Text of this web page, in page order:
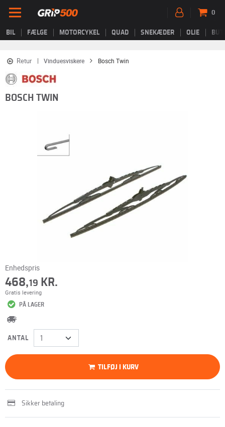
BIL FÆLGE MOTORCYKEL QUAD SNEKÆDER OLIE
0
Retur Vinduesviskere Bosch Twin
BOSCH TWIN
Enhedspris
468,19 KR.
Gratis levering
PÅ LAGER
ANTAL
TILFØJ I KURV
Sikker betaling